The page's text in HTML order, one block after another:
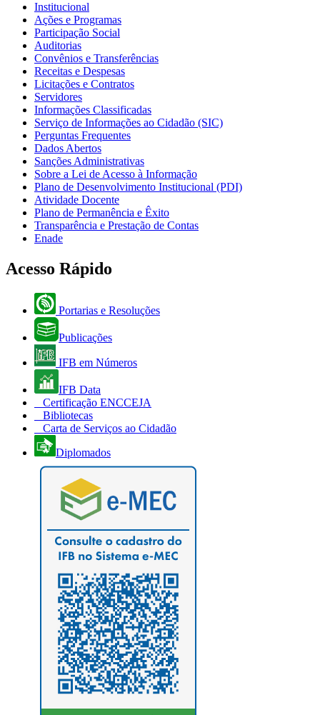
Institucional
Ações e Programas
Participação Social
Auditorias
Convênios e Transferências
Receitas e Despesas
Licitações e Contratos
Servidores
Informações Classificadas
Serviço de Informações ao Cidadão (SIC)
Perguntas Frequentes
Dados Abertos
Sanções Administrativas
Sobre a Lei de Acesso à Informação
Plano de Desenvolvimento Institucional (PDI)
Atividade Docente
Plano de Permanência e Êxito
Transparência e Prestação de Contas
Enade
Acesso Rápido
Portarias e Resoluções
Publicações
IFB em Números
IFB Data
Certificação ENCCEJA
Bibliotecas
Carta de Serviços ao Cidadão
Diplomados